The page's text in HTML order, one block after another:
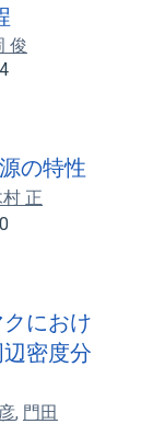
俊
の特性
正
におけ
密度分
, 門田